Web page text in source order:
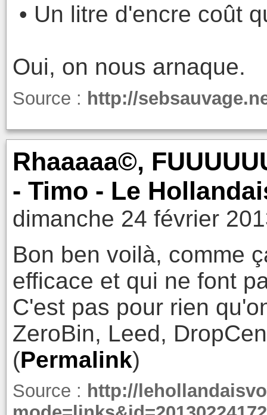
• Un litre d'encre coût
Oui, on nous arnaque.
Source : http://
Rhaaaaa©,
- Timo - Le
dimanche 24 février
Bon ben voilà, comme
efficace et qui ne font
C'est pas pour rien
ZeroBin, Leed,
(Permalink)
Source : http://